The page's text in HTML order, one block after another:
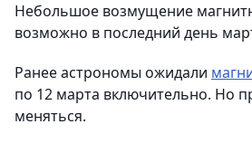
Небольшое возмущение
возможно в последний день
Ранее астрономы ожидали
по 12 марта включительно. Но
меняться.